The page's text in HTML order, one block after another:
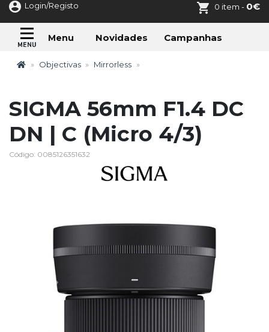
Login/Registo 0 item - 0€
Menu Novidades Campanhas
Objectivas Mirrorless
SIGMA 56mm F1.4 DC
DN | C (Micro 4/3)
Código: 0085126351632